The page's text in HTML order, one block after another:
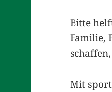
Bitte
Familie,
Mit